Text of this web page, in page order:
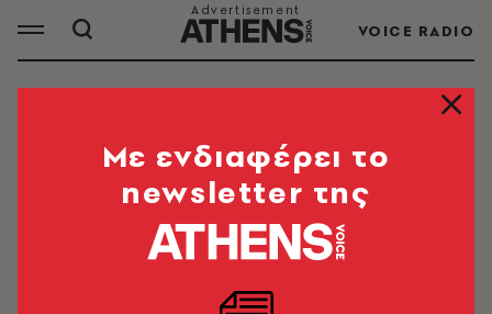
VOICE RADIO
ΟΔΗΓΗΣΗ
ΟΛΑ ΤΑ ΑΡΘΡΑ ΤΟΥ TAG
Mε ενδιαφέρει το
newsletter της